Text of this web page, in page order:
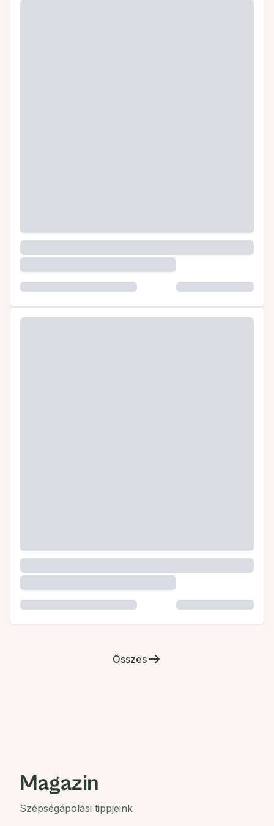
Összes
Magazin
Szépségápolási tippjeink